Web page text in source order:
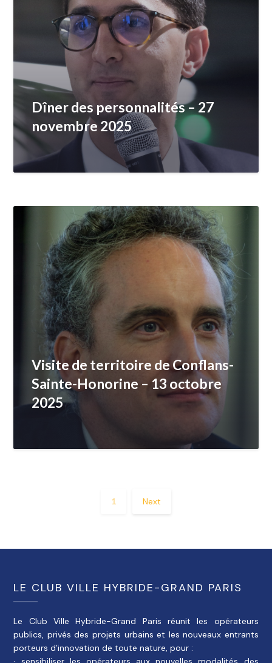
Dîner des personnalités – 27
novembre 2025
Visite de territoire de Conflans-
Sainte-Honorine – 13 octobre
2025
1 Next
LE CLUB VILLE HYBRIDE-GRAND PARIS
Le Club Ville Hybride-Grand Paris réunit les opérateurs
publics, privés des projets urbains et les nouveaux entrants
porteurs d’innovation de toute nature, pour :